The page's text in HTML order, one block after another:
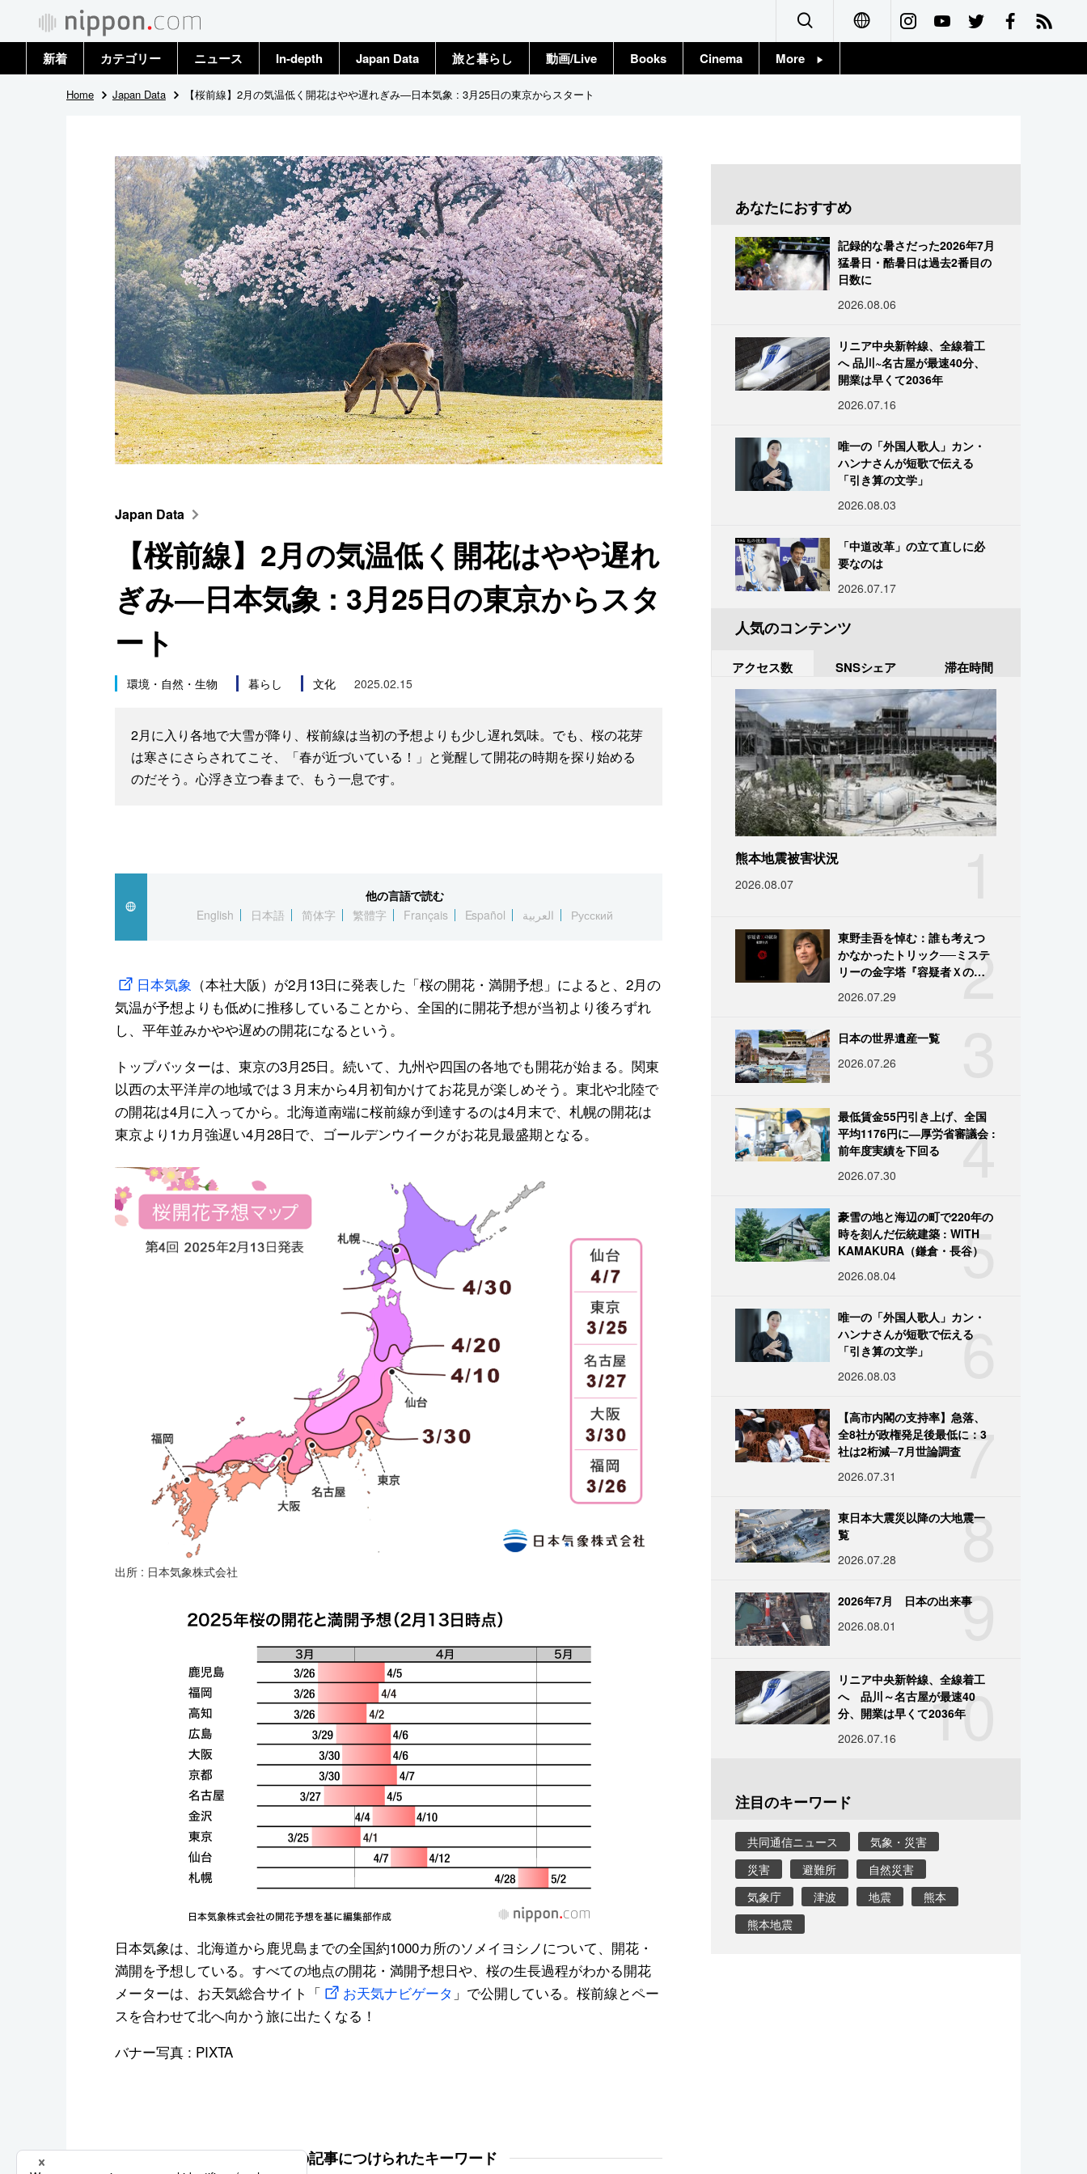
العربية
Русский
新着 カテゴリー
政治・外交
国際
社会
文化
科学・技術
暮らし
スポーツ・東京2020
ニュース
トップ
In-depth Japan Data 旅と暮らし 動画/Live Books Cinema More
東京
お知らせ
Home Japan Data 【桜前線】2月の気温低く開花はやや遅れぎみ―日本気象 : 3月25日の東京からスタート
Japan Data
【桜前線】2月の気温低く開花はやや遅れ
ぎみ―日本気象 : 3月25日の東京からスタ
ート
環境・自然・生物 暮らし 文化 2025.02.15
2月に入り各地で大雪が降り、桜前線は当初の予想よりも少し遅れ気味。でも、桜の花芽
は寒さにさらされてこそ、「春が近づいている！」と覚醒して開花の時期を探り始める
のだそう。心浮き立つ春まで、もう一息です。
他の言語で読む
English
日本語 简体字 繁體字 Français Español العربية Русский
日本気象 （本社大阪）が2月13日に発表した「桜の開花・満開予想」によると、2月の
気温が予想よりも低めに推移していることから、全国的に開花予想が当初より後ろずれ
し、平年並みかやや遅めの開花になるという。
トップバッターは、東京の3月25日。続いて、九州や四国の各地でも開花が始まる。関東
以西の太平洋岸の地域では３月末から4月初旬かけてお花見が楽しめそう。東北や北陸で
の開花は4月に入ってから。北海道南端に桜前線が到達するのは4月末で、札幌の開花は
東京より1カ月強遅い4月28日で、ゴールデンウイークがお花見最盛期となる。
出所 : 日本気象株式会社
日本気象は、北海道から鹿児島までの全国約1000カ所のソメイヨシノについて、開花・
満開を予想している。すべての地点の開花・満開予想日や、桜の生長過程がわかる開花
メーターは、お天気総合サイト「
お天気ナビゲータ 」で公開している。桜前線とペー
スを合わせて北へ向かう旅に出たくなる！
バナー写真 : PIXTA
この記事につけられたキーワード
あなたにおすすめ
記録的な暑さだった2026年7月
猛暑日・酷暑日は過去2番目の
日数に
2026.08.06
リニア中央新幹線、全線着工
へ 品川~名古屋が最速40分、
開業は早くて2036年
2026.07.16
唯一の「外国人歌人」カン・
ハンナさんが短歌で伝える
「引き算の文学」
2026.08.03
「中道改革」の立て直しに必
要なのは
2026.07.17
人気のコンテンツ
アクセス数 SNSシェア 滞在時間
熊本地震被害状況
2026.08.07
2
東野圭吾を悼む：誰も考えつ
かなかったトリック──ミステ
リーの金字塔『容疑者Ｘの献
2026.07.29
日本の世界遺産一覧
2026.07.26
4
最低賃金55円引き上げ、全国
平均1176円に―厚労省審議会 :
前年度実績を下回る
2026.07.30
5
豪雪の地と海辺の町で220年の
時を刻んだ伝統建築 : WITH
KAMAKURA（鎌倉・長谷）
2026.08.04
6
唯一の「外国人歌人」カン・
ハンナさんが短歌で伝える
「引き算の文学」
2026.08.03
7
【高市内閣の支持率】急落、
全8社が政権発足後最低に：3
社は2桁減─7月世論調査
2026.07.31
8
東日本大震災以降の大地震一
覧
2026.07.28
9
2026年7月 日本の出来事
2026.08.01
10
リニア中央新幹線、全線着工
へ 品川～名古屋が最速40
分、開業は早くて2036年
2026.07.16
注目のキーワード
共同通信ニュース
気象・災害
災害
避難所
自然災害
気象庁
津波 地震
熊本
熊本地震